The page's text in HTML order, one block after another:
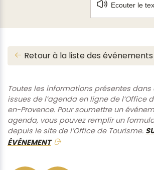
Ecouter le
Retour à la liste des événements
Toutes les informations présentes
issues de l’agenda en ligne de l’Office
en-Provence. Pour soumettre un
agenda, vous pouvez remplir un
depuis le site de l’Office de Tourisme.
ÉVÉNEMENT